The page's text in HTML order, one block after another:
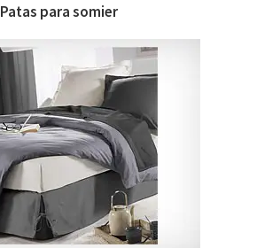
Patas para somier